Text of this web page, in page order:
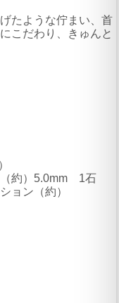
たような佇まい、首
こだわり、きゅんと
約）5.0mm 1石
ョン（約）